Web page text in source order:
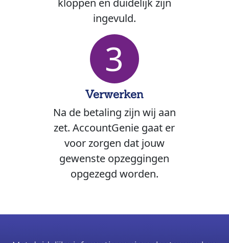
kloppen en duidelijk zijn
ingevuld.
3
Verwerken
Na de betaling zijn wij aan
zet. AccountGenie gaat er
voor zorgen dat jouw
gewenste opzeggingen
opgezegd worden.